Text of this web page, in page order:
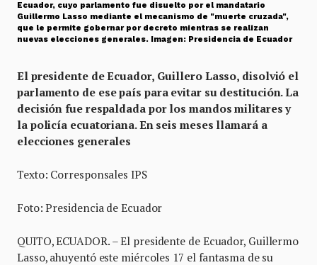
Ecuador, cuyo parlamento fue disuelto por el mandatario
Guillermo Lasso mediante el mecanismo de "muerte cruzada",
que le permite gobernar por decreto mientras se realizan
nuevas elecciones generales. Imagen: Presidencia de Ecuador
El presidente de Ecuador, Guillero Lasso, disolvió el
parlamento de ese país para evitar su destitución. La
decisión fue respaldada por los mandos militares y
la policía ecuatoriana. En seis meses llamará a
elecciones generales
Texto: Corresponsales IPS
Foto: Presidencia de Ecuador
QUITO, ECUADOR. – El presidente de Ecuador, Guillermo
Lasso, ahuyentó este miércoles 17 el fantasma de su